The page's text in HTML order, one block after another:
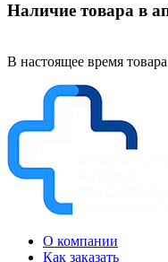
Наличие товара в
В настоящее время
О компании
Как заказать